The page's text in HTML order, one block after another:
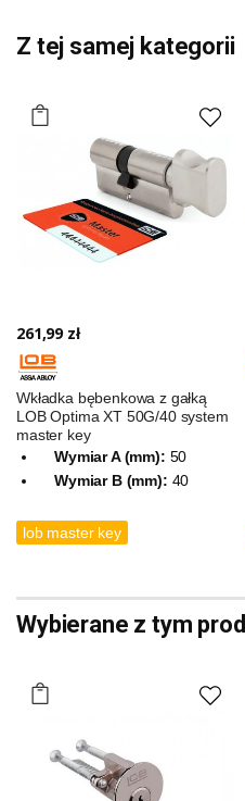
Z tej samej kategorii
261,99 zł
Wkładka bębenkowa z gałką
LOB Optima XT 50G/40 system
master key
Wymiar A (mm): 50
Wymiar B (mm): 40
lob master key
Wybierane z tym